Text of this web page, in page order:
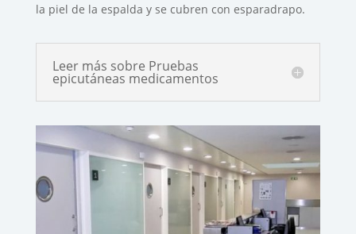
la piel de la espalda y se cubren con esparadrapo.
Leer más sobre Pruebas
epicutáneas medicamentos